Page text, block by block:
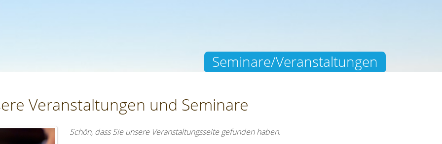
Seminare/Veranstaltungen
Veranstaltungen und Seminare
Schön, dass Sie unsere Veranstaltungsseite gefunden haben.